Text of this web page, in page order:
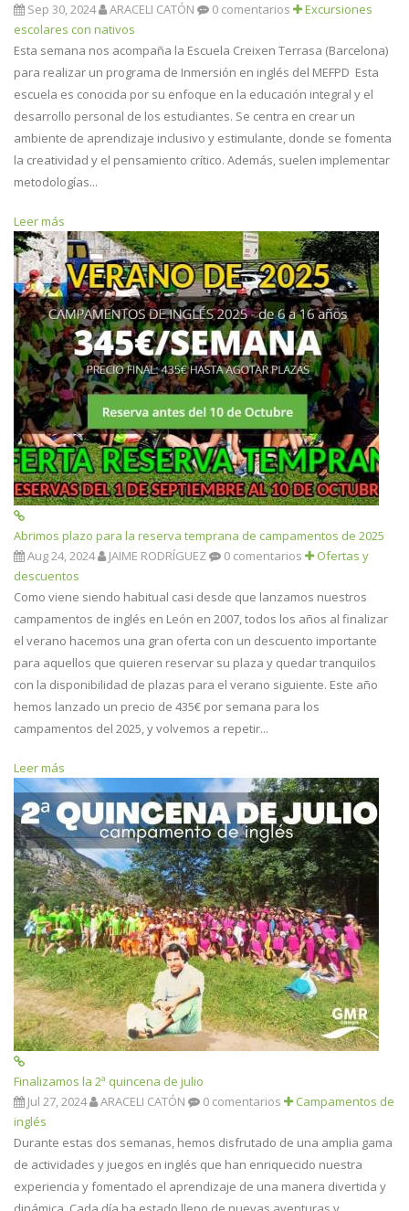
Sep 30, 2024
ARACELI CATÓN 0 comentarios
Excursiones
escolares con nativos
Esta semana nos acompaña la Escuela Creixen Terrasa (Barcelona)
para realizar un programa de Inmersión en inglés del MEFPD Esta
escuela es conocida por su enfoque en la educación integral y el
desarrollo personal de los estudiantes. Se centra en crear un
ambiente de aprendizaje inclusivo y estimulante, donde se fomenta
la creatividad y el pensamiento crítico. Además, suelen implementar
metodologías...
Leer más
Abrimos plazo para la reserva temprana de campamentos de 2025
Aug 24, 2024
JAIME RODRÍGUEZ 0 comentarios
Ofertas y
descuentos
Como viene siendo habitual casi desde que lanzamos nuestros
campamentos de inglés en León en 2007, todos los años al finalizar
el verano hacemos una gran oferta con un descuento importante
para aquellos que quieren reservar su plaza y quedar tranquilos
con la disponibilidad de plazas para el verano siguiente. Este año
hemos lanzado un precio de 435€ por semana para los
campamentos del 2025, y volvemos a repetir...
Leer más
Finalizamos la 2ª quincena de julio
Jul 27, 2024
ARACELI CATÓN 0 comentarios
Campamentos de
inglés
Durante estas dos semanas, hemos disfrutado de una amplia gama
de actividades y juegos en inglés que han enriquecido nuestra
experiencia y fomentado el aprendizaje de una manera divertida y